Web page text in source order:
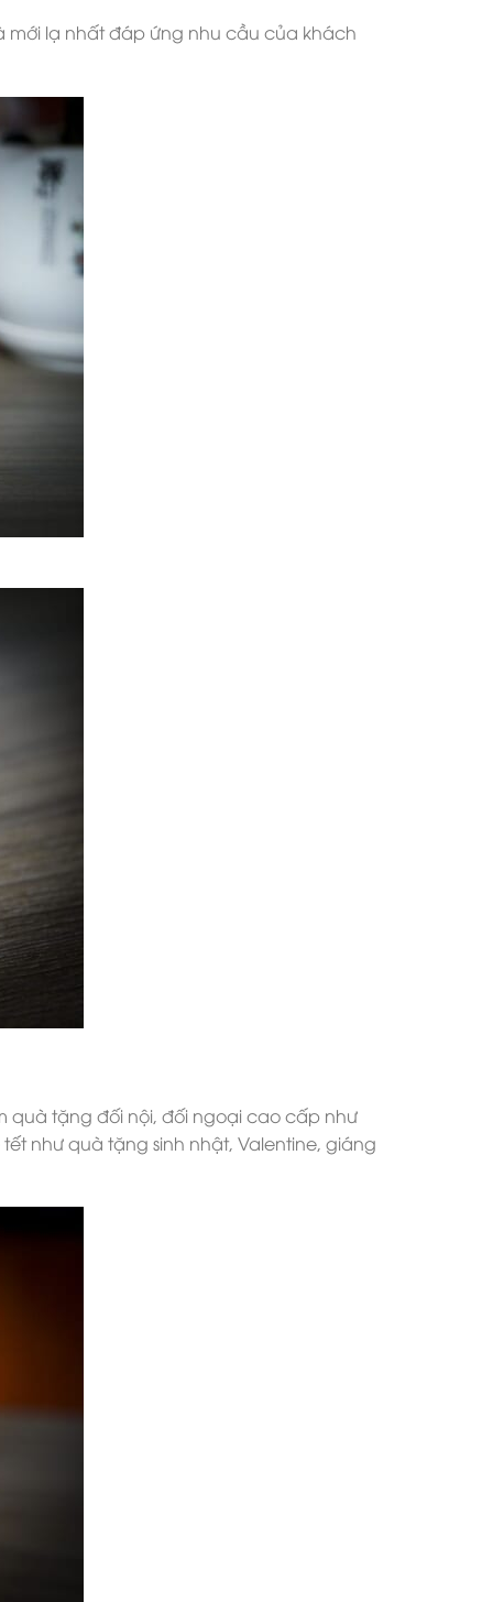
mới lạ nhất đáp ứng nhu cầu của khách
quà tặng đối nội, đối ngoại cao cấp như
như quà tặng sinh nhật, Valentine, giáng